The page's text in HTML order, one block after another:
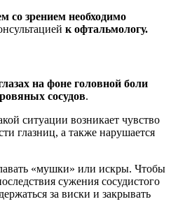
со зрением необходимо
к офтальмологу.
на фоне головной боли
сосудов.
ситуации возникает чувство
глазниц, а также нарушается
«мушки» или искры. Чтобы
сужения сосудистого
за виски и закрывать